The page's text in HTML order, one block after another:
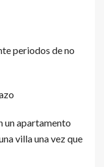
periodos de no
un apartamento
villa una vez que